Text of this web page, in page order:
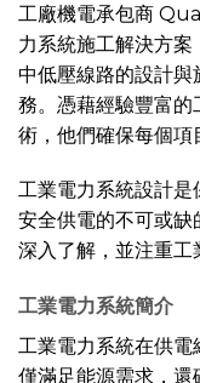
工廠機電承包商
力系統施工解決方
中低壓線路的設計與
務。憑藉經驗豐富
術，他們確保每個項
工業電力系統設計
安全供電的不可或
深入了解，並注重工
工業電力系統簡介
工業電力系統在供
僅滿足能源需求，